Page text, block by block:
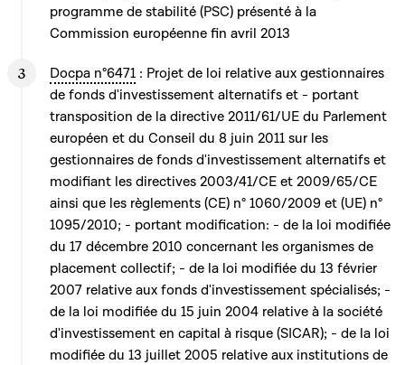
programme de stabilité (PSC) présenté à la
Commission européenne fin avril 2013
Docpa n°6471 : Projet de loi relative aux gestionnaires
de fonds d'investissement alternatifs et - portant
transposition de la directive 2011/61/UE du Parlement
européen et du Conseil du 8 juin 2011 sur les
gestionnaires de fonds d'investissement alternatifs et
modifiant les directives 2003/41/CE et 2009/65/CE
ainsi que les règlements (CE) n° 1060/2009 et (UE) n°
1095/2010; - portant modification: - de la loi modifiée
du 17 décembre 2010 concernant les organismes de
placement collectif; - de la loi modifiée du 13 février
2007 relative aux fonds d'investissement spécialisés; -
de la loi modifiée du 15 juin 2004 relative à la société
d'investissement en capital à risque (SICAR); - de la loi
modifiée du 13 juillet 2005 relative aux institutions de